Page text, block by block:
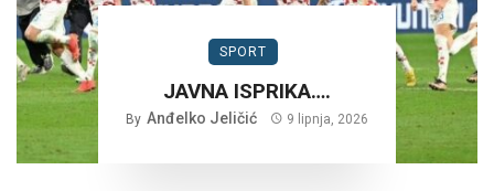
SPORT
JAVNA ISPRIKA….
By Anđelko Jeličić 9 lipnja, 2026